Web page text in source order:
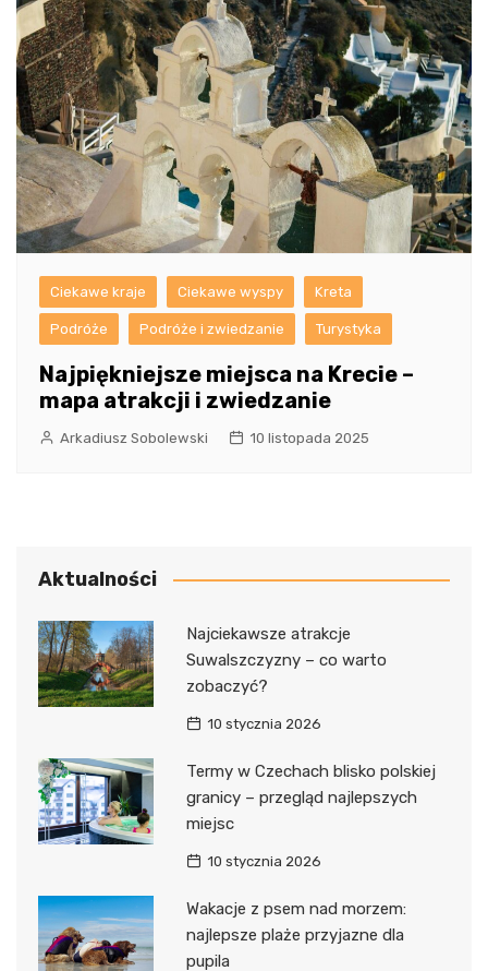
Ciekawe kraje Ciekawe wyspy Kreta
Podróże Podróże i zwiedzanie Turystyka
Najpiękniejsze miejsca na Krecie –
mapa atrakcji i zwiedzanie
Arkadiusz Sobolewski 10 listopada 2025
Aktualności
Najciekawsze atrakcje
Suwalszczyzny – co warto
zobaczyć?
10 stycznia 2026
Termy w Czechach blisko polskiej
granicy – przegląd najlepszych
miejsc
10 stycznia 2026
Wakacje z psem nad morzem:
najlepsze plaże przyjazne dla
pupila